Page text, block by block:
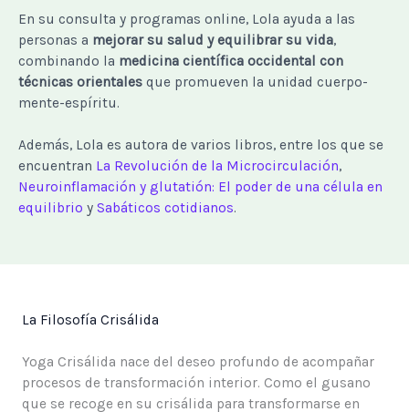
En su consulta y programas online, Lola ayuda a las
personas a mejorar su salud y equilibrar su vida,
combinando la medicina científica occidental con
técnicas orientales que promueven la unidad cuerpo-
mente-espíritu.
Además, Lola es autora de varios libros, entre los que se
encuentran La Revolución de la Microcirculación,
Neuroinflamación y glutatión: El poder de una célula en
equilibrio y Sabáticos cotidianos.
La Filosofía Crisálida
Yoga Crisálida nace del deseo profundo de acompañar
procesos de transformación interior. Como el gusano
que se recoge en su crisálida para transformarse en